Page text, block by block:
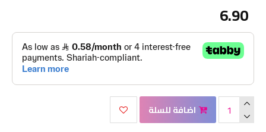
6.90
اضافة للسلة